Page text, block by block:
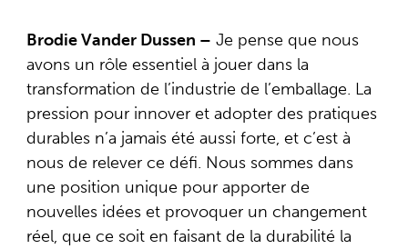
Brodie Vander Dussen – Je pense que nous
avons un rôle essentiel à jouer dans la
transformation de l’industrie de l’emballage. La
pression pour innover et adopter des pratiques
durables n’a jamais été aussi forte, et c’est à
nous de relever ce défi. Nous sommes dans
une position unique pour apporter de
nouvelles idées et provoquer un changement
réel, que ce soit en faisant de la durabilité la